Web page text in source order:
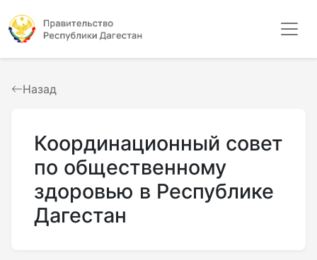
Назад
Координационный совет
по общественному
здоровью в Республике
Дагестан